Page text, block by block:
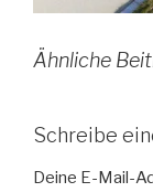
Ähnliche
Schreibe
Deine E-Mail-